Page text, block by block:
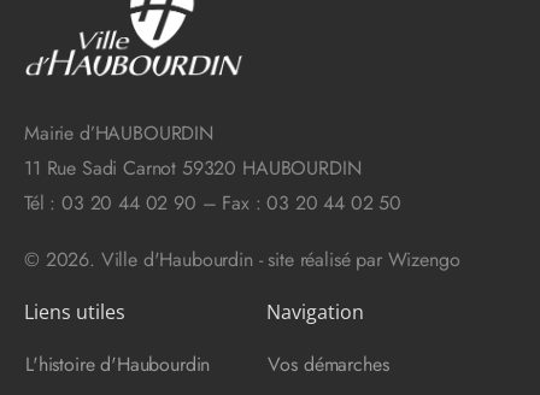
Mairie d’HAUBOURDIN
11 Rue Sadi Carnot 59320 HAUBOURDIN
Tél : 03 20 44 02 90 – Fax : 03 20 44 02 50
© 2026. Ville d'Haubourdin - site réalisé par Wizengo
Liens utiles
L'histoire d'Haubourdin
Navigation
Vos démarches